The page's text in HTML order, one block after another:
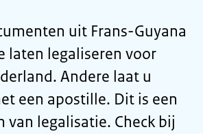
uit Frans-Guyana
laten legaliseren voor
Andere laat u
een apostille. Dit is een
van legalisatie. Check bij